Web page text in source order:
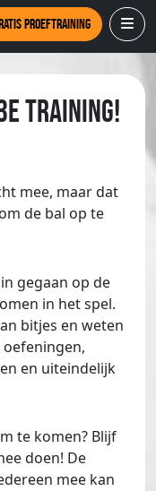
proeftraining
training!
mee, maar dat
de bal op te
gegaan op de
in het spel.
bitjes en weten
en uiteindelijk
te komen? Blijf
doen! De
mee kan